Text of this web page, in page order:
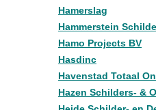
Hamerslag
Hammerstein
Hamo Projects BV
Hasdinc
Havenstad Totaal
Hazen Schilders- &